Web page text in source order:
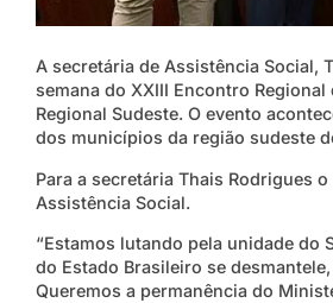
A secretária de Assistência Social,
semana do XXIII Encontro
Regional Sudeste. O evento
dos municípios da região sudeste
Para a secretária Thais Rodrigues
Assistência Social.
“Estamos lutando pela unidade do
do Estado Brasileiro se
Queremos a permanência do